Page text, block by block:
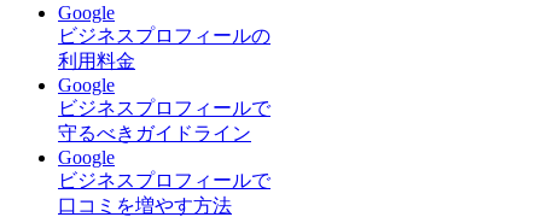
Google
ビジネスプロフィールの
利用料金
Google
ビジネスプロフィールで
守るべきガイドライン
Google
ビジネスプロフィールで
口コミを増やす方法